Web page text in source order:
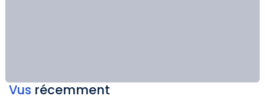
Vus récemment